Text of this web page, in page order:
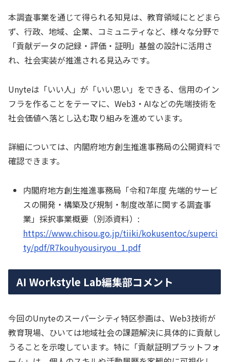
本調査事業を通じて得られる知見は、教育領域にとどまら
ず、行政、地域、企業、コミュニティなど、様々な分野で
「貢献データの記録・評価・証明」基盤の設計に活用さ
れ、社会実装が推進される見込みです。
Unyteは「いい人」が「いい思い」をできる、信用のイン
フラを作ることをテーマに、Web3・AIなどの先端技術を
社会価値へ落とし込む取り組みを進めています。
詳細については、内閣府地方創生推進事務局の公開資料で
確認できます。
内閣府地方創生推進事務局「令和7年度 先端的サービ
スの開発・構築及び規制・制度改革に関する調査事
業」採択事業概要（別添資料）:
https://www.chisou.go.jp/tiiki/kokusentoc/superci
ty/pdf/R7kouhyousiryou_1.pdf
AI Workstyle Lab編集部コメント
今回のUnyteのスーパーシティ特区参画は、Web3技術が
教育現場、ひいては地域社会の課題解決に具体的に貢献し
うることを示唆しています。特に「貢献証明プラットフォ